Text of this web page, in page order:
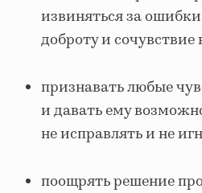
извиняться за
доброту и
признавать любые
и давать ему
не исправлять и не
поощрять решение